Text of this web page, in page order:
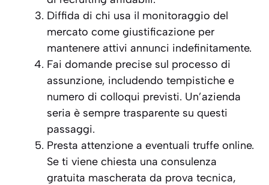
Diffida di chi usa il monitoraggio del
mercato come giustificazione per
mantenere attivi annunci indefinitamente.
Fai domande precise sul processo di
assunzione, includendo tempistiche e
numero di colloqui previsti. Un’azienda
seria è sempre trasparente su questi
passaggi.
Presta attenzione a eventuali truffe online.
Se ti viene chiesta una consulenza
gratuita mascherata da prova tecnica,